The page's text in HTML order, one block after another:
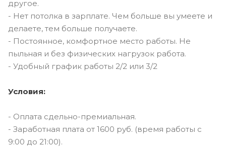
другое.
- Нет потолка в зарплате. Чем больше вы умеете и
делаете, тем больше получаете.
- Постоянное, комфортное место работы. Не
пыльная и без физических нагрузок работа.
- Удобный график работы 2/2 или 3/2
Условия:
- Оплата сдельно-премиальная.
- Заработная плата от 1600 руб. (время работы с
9:00 до 21:00).